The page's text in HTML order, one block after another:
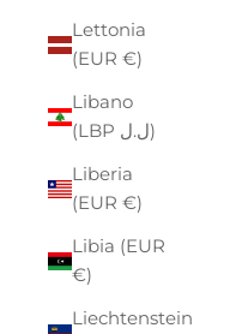
Lettonia
(EUR €)
Libano
(LBP ل.ل)
Liberia
(EUR €)
Libia (EUR
€)
Liechtenstein